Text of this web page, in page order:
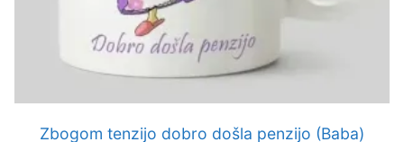
Zbogom tenzijo dobro došla penzijo (Baba)